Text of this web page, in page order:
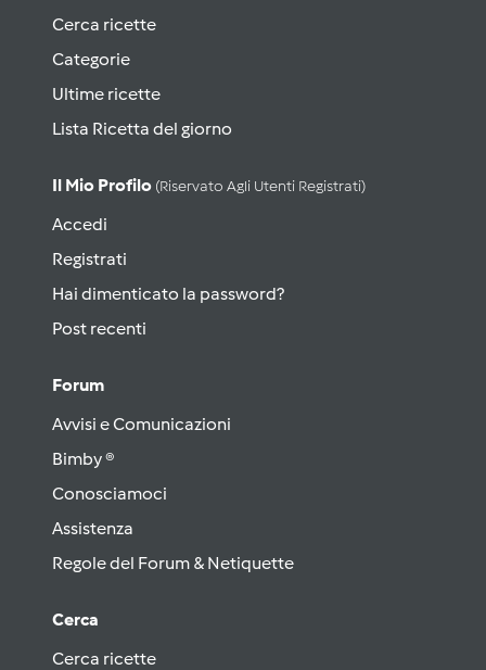
Cerca ricette
Categorie
Ultime ricette
Lista Ricetta del giorno
Il Mio Profilo (riservato Agli Utenti Registrati)
Accedi
Registrati
Hai dimenticato la password?
Post recenti
Forum
Avvisi e Comunicazioni
Bimby ®
Conosciamoci
Assistenza
Regole del Forum & Netiquette
Cerca
Cerca ricette